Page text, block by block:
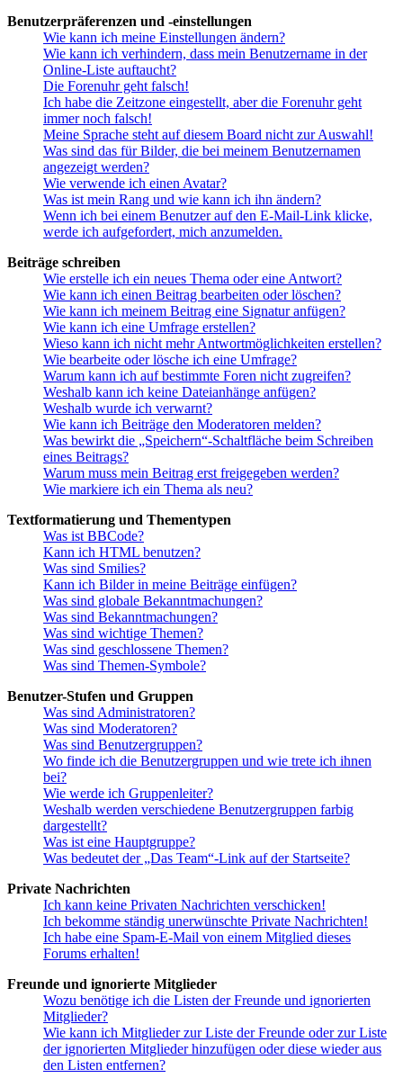
Benutzerpräferenzen und -einstellungen
Wie kann ich meine Einstellungen ändern?
Wie kann ich verhindern, dass mein Benutzername in der
Online-Liste auftaucht?
Die Forenuhr geht falsch!
Ich habe die Zeitzone eingestellt, aber die Forenuhr geht
immer noch falsch!
Meine Sprache steht auf diesem Board nicht zur Auswahl!
Was sind das für Bilder, die bei meinem Benutzernamen
angezeigt werden?
Wie verwende ich einen Avatar?
Was ist mein Rang und wie kann ich ihn ändern?
Wenn ich bei einem Benutzer auf den E-Mail-Link klicke,
werde ich aufgefordert, mich anzumelden.
Beiträge schreiben
Wie erstelle ich ein neues Thema oder eine Antwort?
Wie kann ich einen Beitrag bearbeiten oder löschen?
Wie kann ich meinem Beitrag eine Signatur anfügen?
Wie kann ich eine Umfrage erstellen?
Wieso kann ich nicht mehr Antwortmöglichkeiten erstellen?
Wie bearbeite oder lösche ich eine Umfrage?
Warum kann ich auf bestimmte Foren nicht zugreifen?
Weshalb kann ich keine Dateianhänge anfügen?
Weshalb wurde ich verwarnt?
Wie kann ich Beiträge den Moderatoren melden?
Was bewirkt die „Speichern“-Schaltfläche beim Schreiben
eines Beitrags?
Warum muss mein Beitrag erst freigegeben werden?
Wie markiere ich ein Thema als neu?
Textformatierung und Thementypen
Was ist BBCode?
Kann ich HTML benutzen?
Was sind Smilies?
Kann ich Bilder in meine Beiträge einfügen?
Was sind globale Bekanntmachungen?
Was sind Bekanntmachungen?
Was sind wichtige Themen?
Was sind geschlossene Themen?
Was sind Themen-Symbole?
Benutzer-Stufen und Gruppen
Was sind Administratoren?
Was sind Moderatoren?
Was sind Benutzergruppen?
Wo finde ich die Benutzergruppen und wie trete ich ihnen
bei?
Wie werde ich Gruppenleiter?
Weshalb werden verschiedene Benutzergruppen farbig
dargestellt?
Was ist eine Hauptgruppe?
Was bedeutet der „Das Team“-Link auf der Startseite?
Private Nachrichten
Ich kann keine Privaten Nachrichten verschicken!
Ich bekomme ständig unerwünschte Private Nachrichten!
Ich habe eine Spam-E-Mail von einem Mitglied dieses
Forums erhalten!
Freunde und ignorierte Mitglieder
Wozu benötige ich die Listen der Freunde und ignorierten
Mitglieder?
Wie kann ich Mitglieder zur Liste der Freunde oder zur Liste
der ignorierten Mitglieder hinzufügen oder diese wieder aus
den Listen entfernen?